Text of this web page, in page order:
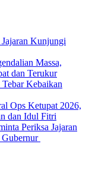
Kunjungi
Massa,
dan Terukur
Kebaikan
Ops Ketupat 2026,
dan Idul Fitri
Periksa Jajaran